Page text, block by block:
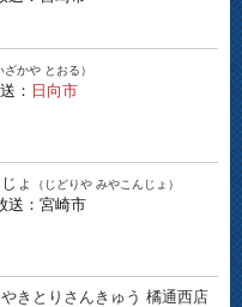
ざかや とおる）
： 日向市
ょ （じどりや みやこんじょ）
送：宮崎市
きとりさんきゅう 橘通西店